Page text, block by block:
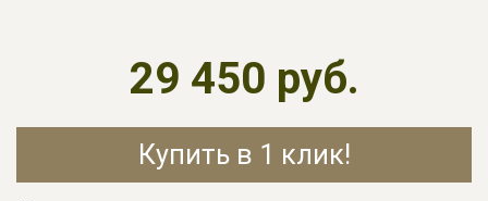
Купить в 1 клик!
29 450 руб.